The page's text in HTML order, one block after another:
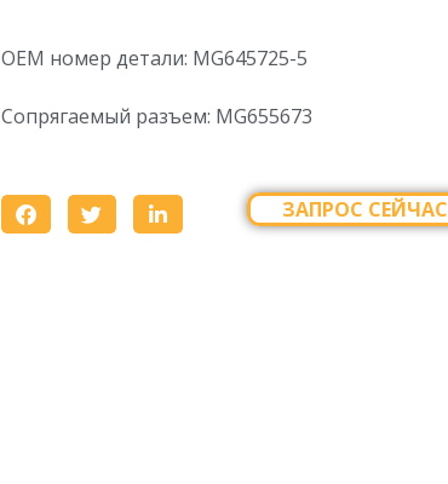
OEM номер детали: MG645725-5
Сопрягаемый разъем: MG655673
ЗАПРОС СЕЙЧАС